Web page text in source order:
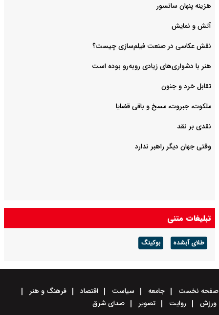
هزینه پنهان سانسور
آتش و نمایش
هنر با دشواری‌های زیادی روبه‌رو بوده است
تقابل خرد و جنون
ملکوت، جبروت، مسخ و باقی قضایا
نقدی بر نقد
وقتی جهان دیگر راهبر ندارد
تبلیغات متنی
طلای آبشده بوکینگ
صفحه نخست جامعه سیاست اقتصاد
فرهنگ و هنر
ورزش
روایت تصویر صدای شرق